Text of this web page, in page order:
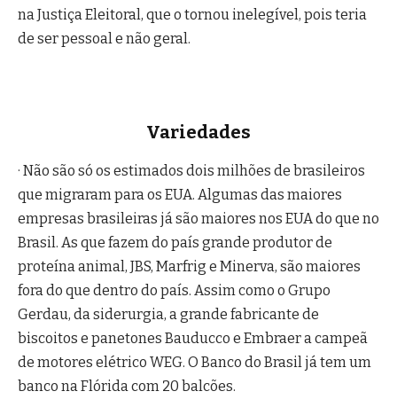
na Justiça Eleitoral, que o tornou inelegível, pois teria
de ser pessoal e não geral.
Variedades
· Não são só os estimados dois milhões de brasileiros
que migraram para os EUA. Algumas das maiores
empresas brasileiras já são maiores nos EUA do que no
Brasil. As que fazem do país grande produtor de
proteína animal, JBS, Marfrig e Minerva, são maiores
fora do que dentro do país. Assim como o Grupo
Gerdau, da siderurgia, a grande fabricante de
biscoitos e panetones Bauducco e Embraer a campeã
de motores elétrico WEG. O Banco do Brasil já tem um
banco na Flórida com 20 balcões.